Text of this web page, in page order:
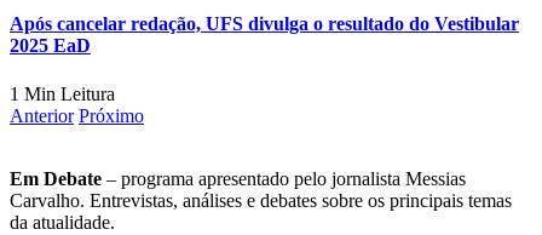
Após cancelar redação, UFS divulga o resultado do Vestibular
2025 EaD
1 Min Leitura
Anterior Próximo
Em Debate – programa apresentado pelo jornalista Messias
Carvalho. Entrevistas, análises e debates sobre os principais temas
da atualidade.